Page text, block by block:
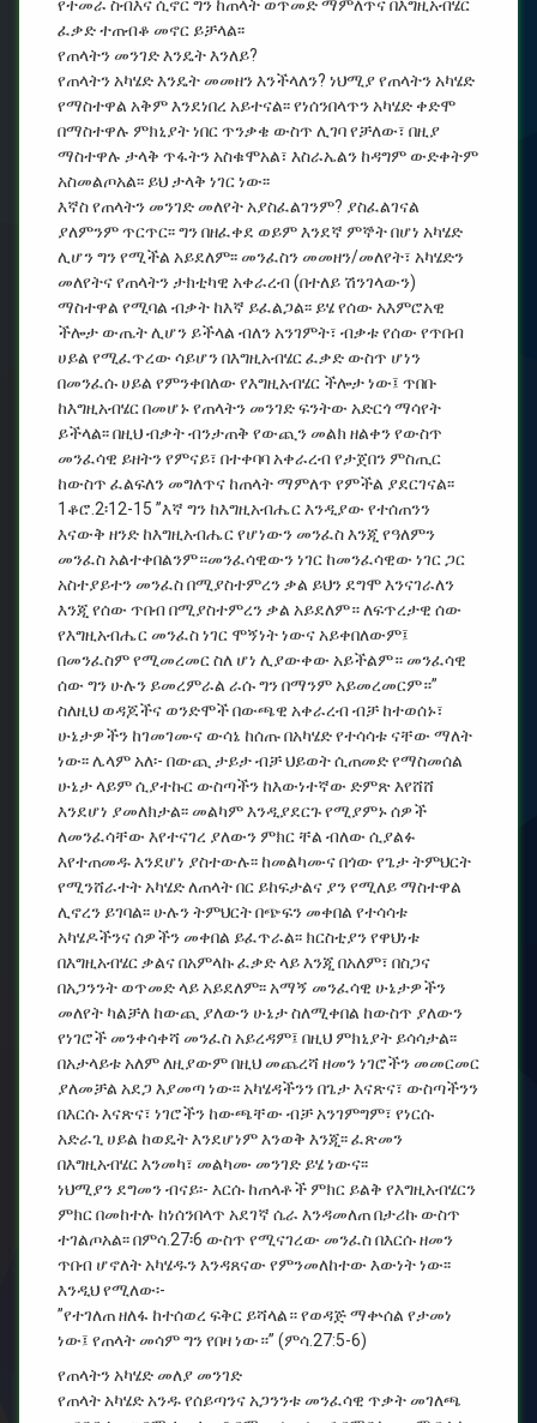
የተመራ ስብእና ሲኖር ግን ከጠላት ወጥመድ ማምለጥና በእግዚአብሄር
ፈቃድ ተጠብቆ መኖር ይቻላል፡፡
የጠላትን መንገድ እንዴት እንለይ?
የጠላትን አካሄድ እንዴት መመዘን እንችላለን? ነህሚያ የጠላትን አካሄድ
የማስተዋል አቅም እንደነበረ አይተናል፡፡ የነሰንበላጥን አካሄድ ቀድሞ
በማስተዋሉ ምክኒያት ነበር ጥንቃቄ ውስጥ ሊገባ የቻለው፣ በዚያ
ማስተዋሉ ታላቅ ጥፋትን አስቁሞአል፣ እስራኤልን ከዳግም ውድቀትም
አስመልጦአል፡፡ ይህ ታላቅ ነገር ነው፡፡
እኛስ የጠላትን መንገድ መለየት አያስፈልገንም? ያስፈልገናል
ያለምንም ጥርጥር፡፡ ግን በዘፈቀደ ወይም እንደኛ ምኞት በሆነ አካሄድ
ሊሆን ግን የሚችል አይደለም፡፡ መንፈስን መመዘን/መለየት፣ አካሄድን
መለየትና የጠላትን ታክቲካዊ አቀራረብ (በተለይ ሽንገላውን)
ማስተዋል የሚባል ብቃት ከእኛ ይፈልጋል፡፡ ይሄ የሰው አእምሮአዊ
ችሎታ ውጤት ሊሆን ይችላል ብለን አንገምት፣ ብቃቱ የሰው የጥበብ
ሀይል የሚፈጥረው ሳይሆን በእግዚአብሄር ፈቃድ ውስጥ ሆነን
በመንፈሱ ሀይል የምንቀበለው የእግዚአብሄር ችሎታ ነው፤ ጥበቡ
ከእግዚአብሄር በመሆኑ የጠላትን መንገድ ፍንትው አድርጎ ማሳየት
ይችላል፡፡ በዚህ ብቃት ብንታጠቅ የውጪን መልክ ዘልቀን የውስጥ
መንፈሳዊ ይዘትን የምናይ፣ በተቀባባ አቀራረብ የታጀበን ምስጢር
ከውስጥ ፈልፍለን መግለጥና ከጠላት ማምለጥ የምችል ያደርገናል፡፡
1ቆሮ.2፡12-15 ”እኛ ግን ከእግዚአብሔር እንዲያው የተሰጠንን
እናውቅ ዘንድ ከእግዚአብሔር የሆነውን መንፈስ እንጂ የዓለምን
መንፈስ አልተቀበልንም።መንፈሳዊውን ነገር ከመንፈሳዊው ነገር ጋር
አስተያይተን መንፈስ በሚያስተምረን ቃል ይህን ደግሞ እንናገራለን
እንጂ የሰው ጥበብ በሚያስተምረን ቃል አይደለም። ለፍጥረታዊ ሰው
የእግዚአብሔር መንፈስ ነገር ሞኝነት ነውና አይቀበለውም፤
በመንፈስም የሚመረመር ስለ ሆነ ሊያውቀው አይችልም። መንፈሳዊ
ሰው ግን ሁሉን ይመረምራል ራሱ ግን በማንም አይመረመርም።”
ስለዚህ ወዳጆችና ወንድሞች በውጫዊ አቀራረብ ብቻ ከተወሰኑ፣
ሁኔታዎችን ከገመገሙና ውሳኔ ከሰጡ በአካሄድ የተሳሳቱ ናቸው ማለት
ነው፡፡ ሌላም አለ፡- በውጪ ታይታ ብቻ ህይወት ሲጠመድ የማስመሰል
ሁኔታ ላይም ሲያተኩር ውስጣችን ከእውነተኛው ድምጽ እየሸሸ
እንደሆነ ያመለክታል፡፡ መልካም እንዲያደርጉ የሚያምኑ ሰዎች
ለመንፈሳቸው እየተናገረ ያለውን ምክር ቸል ብለው ሲያልፉ
እየተጠመዱ እንደሆነ ያስተውሉ፡፡ ከመልካሙና በጎው የጌታ ትምህርት
የሚንሸራተት አካሄድ ለጠላት በር ይከፍታልና ያን የሚለይ ማስተዋል
ሊኖረን ይገባል፡፡ ሁሉን ትምህርት በጭፍን መቀበል የተሳሳቱ
አካሄዶችንና ሰዎችን መቀበል ይፈጥራል፡፡ ክርስቲያን የዋህነቱ
በእግዚአብሄር ቃልና በአምላኩ ፈቃድ ላይ እንጂ በአለም፣ በስጋና
በአጋንንት ወጥመድ ላይ አይደለም፡፡ አማኝ መንፈሳዊ ሁኔታዎችን
መለየት ካልቻለ ከውጪ ያለውን ሁኔታ ስለሚቀበል ከውስጥ ያለውን
የነገሮች መንቀሳቀሻ መንፈስ አይረዳም፤ በዚህ ምክኒያት ይሳሳታል፡፡
በአታላይቱ አለም ለዚያውም በዚህ መጨረሻ ዘመን ነገሮችን መመርመር
ያለመቻል አደጋ እያመጣ ነው፡፡ አካሄዳችንን በጌታ እናጽና፣ ውስጣችንን
በእርሱ እናጽና፣ ነገሮችን ከውጫቸው ብቻ አንገምግም፣ የነርሱ
አድራጊ ሀይል ከወዴት እንደሆነም እንወቅ እንጂ፡፡ ፈጽመን
በእግዚአብሄር እንመካ፣ መልካሙ መንገድ ይሄ ነውና፡፡
ነህሚያን ደግመን ብናይ፡- እርሱ ከጠላቶች ምክር ይልቅ የእግዚአብሄርን
ምክር በመከተሉ ከነሰንበላጥ አደገኛ ሴራ እንዳመለጠ በታሪኩ ውስጥ
ተገልጦአል፡፡ በምሳ.27፡6 ውስጥ የሚናገረው መንፈስ በእርሱ ዘመን
ጥበብ ሆኖለት አካሄዱን እንዳጸናው የምንመለከተው እውነት ነው፡፡
እንዲህ የሚለው፡-
”የተገለጠ ዘለፋ ከተሰወረ ፍቅር ይሻላል። የወዳጅ ማቍሰል የታመነ
ነው፤ የጠላት መሳም ግን የበዛ ነው።” (ምሳ.27:5-6)
የጠላትን አካሄድ መለያ መንገድ
የጠላት አካሄድ አንዱ የሰይጣንና አጋንንቱ መንፈሳዊ ጥቃት መገለጫ